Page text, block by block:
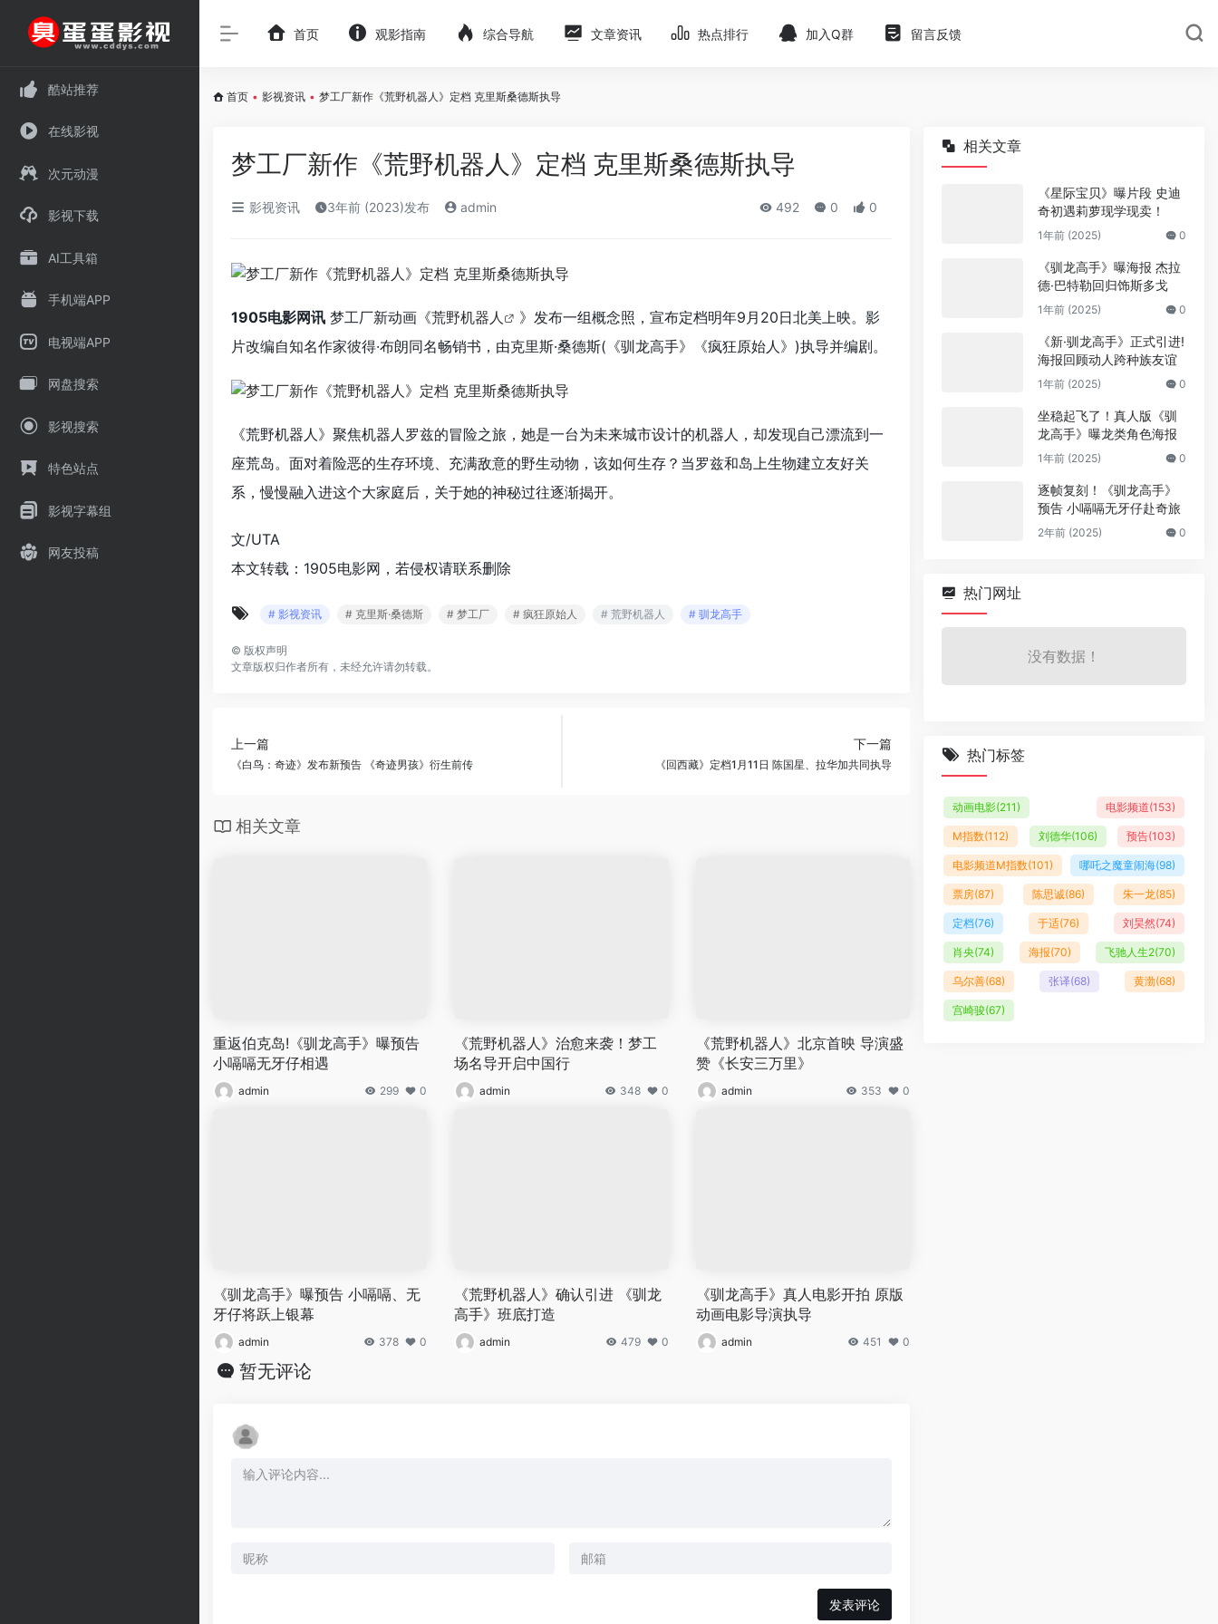
酷站推荐
在线影视
次元动漫
影视下载
AI工具箱
手机端APP
电视端APP
网盘搜索
影视搜索
特色站点
影视字幕组
网友投稿
首页 观影指南 综合导航 文章资讯 热点排行 加入Q群 留言反馈
首页 • 影视资讯 • 梦工厂新作《荒野机器人》定档 克里斯桑德斯执导
梦工厂新作《荒野机器人》定档 克里斯桑德斯执导
影视资讯 3年前 (2023)发布 admin 492 0 0
1905电影网讯 梦工厂新动画《荒野机器人
》发布一组概念照，宣布定档明年9月20日北美上映。影
片改编自知名作家彼得·布朗同名畅销书，由克里斯·桑德斯(《驯龙高手》《疯狂原始人》)执导并编剧。
《荒野机器人》聚焦机器人罗兹的冒险之旅，她是一台为未来城市设计的机器人，却发现自己漂流到一
座荒岛。面对着险恶的生存环境、充满敌意的野生动物，该如何生存？当罗兹和岛上生物建立友好关
系，慢慢融入进这个大家庭后，关于她的神秘过往逐渐揭开。
文/UTA
本文转载：1905电影网，若侵权请联系删除
# 影视资讯 # 克里斯·桑德斯 # 梦工厂 # 疯狂原始人 # 荒野机器人 # 驯龙高手
© 版权声明
文章版权归作者所有，未经允许请勿转载。
上一篇
《白鸟：奇迹》发布新预告 《奇迹男孩》衍生前传
下一篇
《回西藏》定档1月11日 陈国星、拉华加共同执导
相关文章
重返伯克岛!《驯龙高手》曝预告
小嗝嗝无牙仔相遇
admin 299 0
《荒野机器人》治愈来袭！梦工
场名导开启中国行
admin 348 0
《荒野机器人》北京首映 导演盛
赞《长安三万里》
admin 353 0
《驯龙高手》曝预告 小嗝嗝、无
牙仔将跃上银幕
admin 378 0
《荒野机器人》确认引进 《驯龙
高手》班底打造
admin 479 0
《驯龙高手》真人电影开拍 原版
动画电影导演执导
admin 451 0
暂无评论
发表评论
相关文章
《星际宝贝》曝片段 史迪
奇初遇莉萝现学现卖！
1年前 (2025) 0
《驯龙高手》曝海报 杰拉
德·巴特勒回归饰斯多戈
1年前 (2025) 0
《新·驯龙高手》正式引进!
海报回顾动人跨种族友谊
1年前 (2025) 0
坐稳起飞了！真人版《驯
龙高手》曝龙类角色海报
1年前 (2025) 0
逐帧复刻！《驯龙高手》
预告 小嗝嗝无牙仔赴奇旅
2年前 (2025) 0
热门网址
没有数据！
热门标签
动画电影(211) 电影频道(153)
M指数(112) 刘德华(106) 预告(103)
电影频道M指数(101) 哪吒之魔童闹海(98)
票房(87) 陈思诚(86) 朱一龙(85)
定档(76) 于适(76) 刘昊然(74)
肖央(74) 海报(70) 飞驰人生2(70)
乌尔善(68) 张译(68) 黄渤(68)
宫崎骏(67)